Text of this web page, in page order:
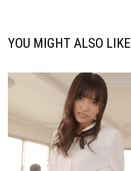
YOU MIGHT ALSO LIKE